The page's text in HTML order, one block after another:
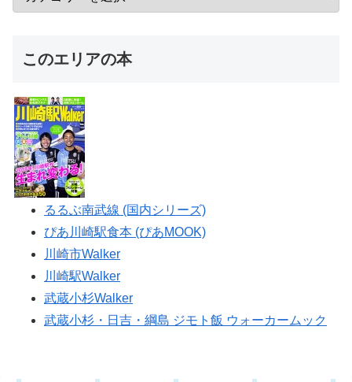
このエリアの本
るるぶ南武線 (国内シリーズ)
ぴあ川崎駅食本 (ぴあMOOK)
川崎市Walker
川崎駅Walker
武蔵小杉Walker
武蔵小杉・日吉・綱島 ジモト飯 ウォーカームック